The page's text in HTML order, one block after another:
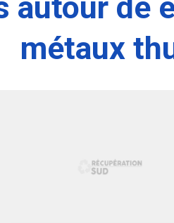
autour de
métaux